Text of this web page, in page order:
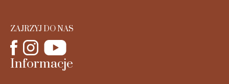
ZAJRZYJ DO NAS
Informacje